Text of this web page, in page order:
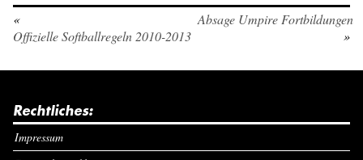
«
Offizielle Softballregeln 2010-2013
Absage Umpire Fortbildungen
»
Rechtliches:
Impressum